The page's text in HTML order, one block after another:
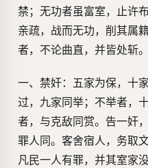
禁；无功者虽富室，止许
亲疏，战而无功，削其属
者，不论曲直，并皆处斩。
一、禁奸：五家为保，十
过，九家同举；不举者，
者，与克敌同赏。告一奸
罪人同。客舍宿人，务取
凡民一人有罪，并其室家没